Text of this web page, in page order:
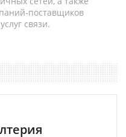
поставщиков
связи.